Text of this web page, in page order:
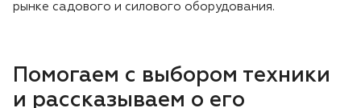
рынке садового и силового оборудования.
Помогаем с выбором техники
и рассказываем о его